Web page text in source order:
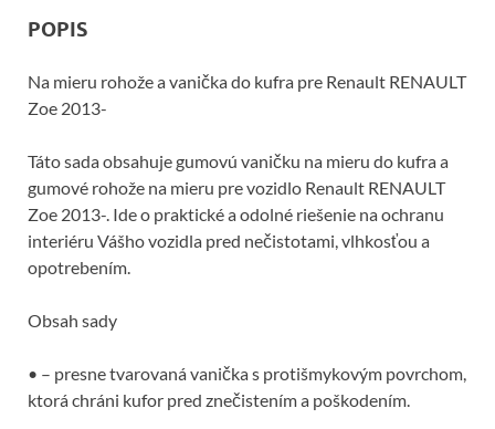
o
o
k
POPIS
Na mieru rohože a vanička do kufra pre Renault RENAULT
Zoe 2013-
Táto sada obsahuje gumovú vaničku na mieru do kufra a
gumové rohože na mieru pre vozidlo Renault RENAULT
Zoe 2013-. Ide o praktické a odolné riešenie na ochranu
interiéru Vášho vozidla pred nečistotami, vlhkosťou a
opotrebením.
Obsah sady
• – presne tvarovaná vanička s protišmykovým povrchom,
ktorá chráni kufor pred znečistením a poškodením.